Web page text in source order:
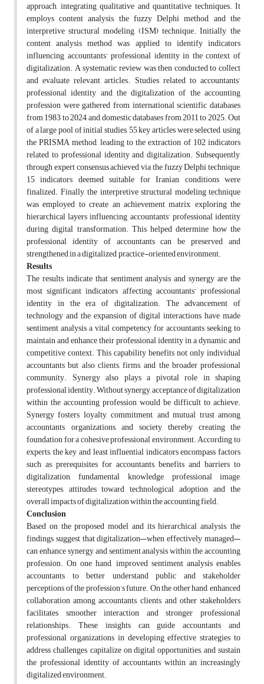
approach, integrating qualitative and quantitative techniques. It
employs content analysis, the fuzzy Delphi method, and the
interpretive structural modeling (ISM) technique. Initially, the
content analysis method was applied to identify indicators
influencing accountants’ professional identity in the context of
digitalization. A systematic review was then conducted to collect
and evaluate relevant articles. Studies related to accountants’
professional identity and the digitalization of the accounting
profession were gathered from international scientific databases
from 1983 to 2024, and domestic databases from 2011 to 2025. Out
of a large pool of initial studies, 55 key articles were selected, using
the PRISMA method, leading to the extraction of 102 indicators
related to professional identity and digitalization. Subsequently,
through expert consensus achieved via the fuzzy Delphi technique,
15 indicators deemed suitable for Iranian conditions were
finalized. Finally, the interpretive structural modeling technique
was employed to create an achievement matrix, exploring the
hierarchical layers influencing accountants’ professional identity
during digital transformation. This helped determine how the
professional identity of accountants can be preserved and
strengthened in a digitalized, practice-oriented environment.
Results
The results indicate that sentiment analysis and synergy are the
most significant indicators affecting accountants’ professional
identity in the era of digitalization. The advancement of
technology and the expansion of digital interactions have made
sentiment analysis a vital competency for accountants seeking to
maintain and enhance their professional identity in a dynamic and
competitive context. This capability benefits not only individual
accountants but also clients, firms, and the broader professional
community. Synergy also plays a pivotal role in shaping
professional identity. Without synergy, acceptance of digitalization
within the accounting profession would be difficult to achieve.
Synergy fosters loyalty, commitment, and mutual trust among
accountants, organizations, and society, thereby creating the
foundation for a cohesive professional environment. According to
experts, the key and least influential indicators encompass factors
such as prerequisites for accountants, benefits and barriers to
digitalization, fundamental knowledge, professional image,
stereotypes, attitudes toward technological adoption, and the
overall impacts of digitalization within the accounting field.
Conclusion
Based on the proposed model and its hierarchical analysis, the
findings suggest that digitalization—when effectively managed—
can enhance synergy and sentiment analysis within the accounting
profession. On one hand, improved sentiment analysis enables
accountants to better understand public and stakeholder
perceptions of the profession’s future. On the other hand, enhanced
collaboration among accountants, clients, and other stakeholders
facilitates smoother interaction and stronger professional
relationships. These insights can guide accountants and
professional organizations in developing effective strategies to
address challenges, capitalize on digital opportunities, and sustain
the professional identity of accountants within an increasingly
digitalized environment.